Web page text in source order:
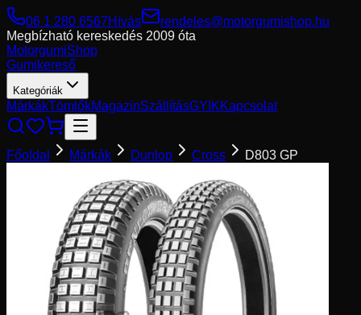
06 1 280 6567Hívás
rendeles@motorgumishop.hu
Megbízható kereskedés 2009 óta
MotorgumiShop
Gumikereső
Kategóriák
MárkákTömlőkMagazinSzállításGYIKKapcsolat
Főoldal Márkák Dunlop Cross D803 GP